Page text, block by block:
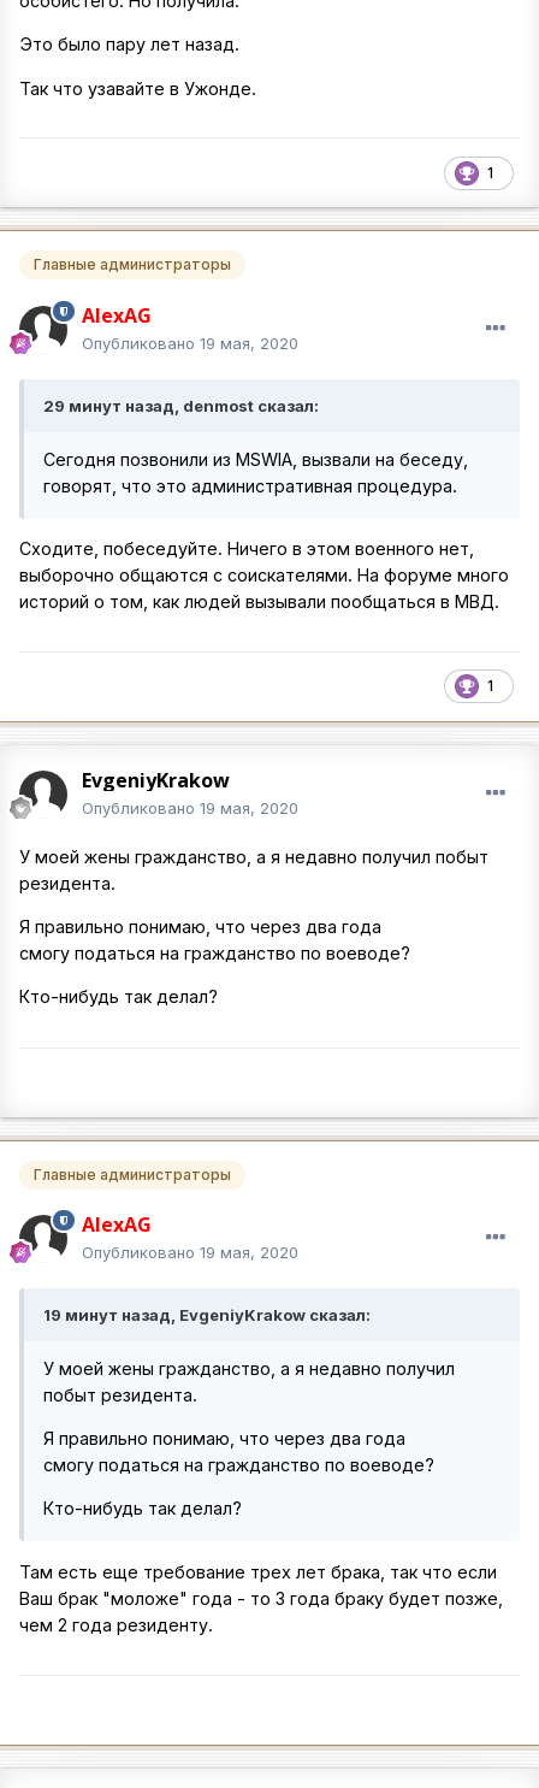
Это было пару лет назад.
Так что узавайте в Ужонде.
1
Главные администраторы
AlexAG
Опубликовано 19 мая, 2020
29 минут назад, denmost сказал:
Сегодня позвонили из MSWIA, вызвали на беседу,
говорят, что это административная процедура.
Сходите, побеседуйте. Ничего в этом военного нет,
выборочно общаются с соискателями. На форуме много
историй о том, как людей вызывали пообщаться в МВД.
1
EvgeniyKrakow
Опубликовано 19 мая, 2020
У моей жены гражданство, а я недавно получил побыт
резидента.
Я правильно понимаю, что через два года
смогу податься на гражданство по воеводе?
Кто-нибудь так делал?
Главные администраторы
AlexAG
Опубликовано 19 мая, 2020
19 минут назад, EvgeniyKrakow сказал:
У моей жены гражданство, а я недавно получил
побыт резидента.
Я правильно понимаю, что через два года
смогу податься на гражданство по воеводе?
Кто-нибудь так делал?
Там есть еще требование трех лет брака, так что если
Ваш брак "моложе" года - то 3 года браку будет позже,
чем 2 года резиденту.